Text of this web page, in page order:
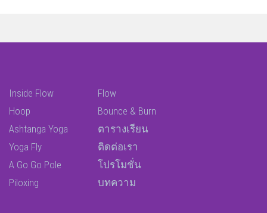
Inside Flow
Hoop
Ashtanga Yoga
Yoga Fly
A Go Go Pole
Piloxing
Flow
Bounce & Burn
ตารางเรียน
ติดต่อเรา
โปรโมชั่น
บทความ